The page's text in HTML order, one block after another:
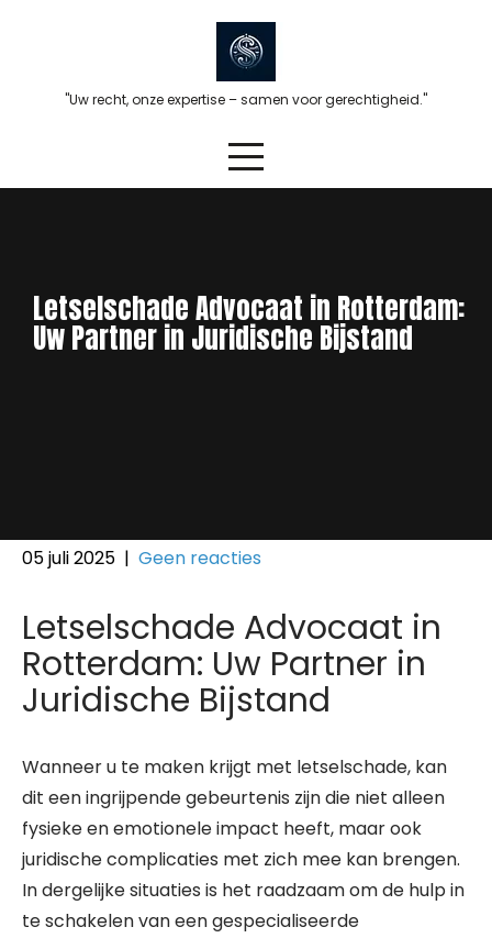
"Uw recht, onze expertise – samen voor gerechtigheid."
Letselschade Advocaat in Rotterdam:
Uw Partner in Juridische Bijstand
05 juli 2025 | Geen reacties
Letselschade Advocaat in
Rotterdam: Uw Partner in
Juridische Bijstand
Wanneer u te maken krijgt met letselschade, kan
dit een ingrijpende gebeurtenis zijn die niet alleen
fysieke en emotionele impact heeft, maar ook
juridische complicaties met zich mee kan brengen.
In dergelijke situaties is het raadzaam om de hulp in
te schakelen van een gespecialiseerde